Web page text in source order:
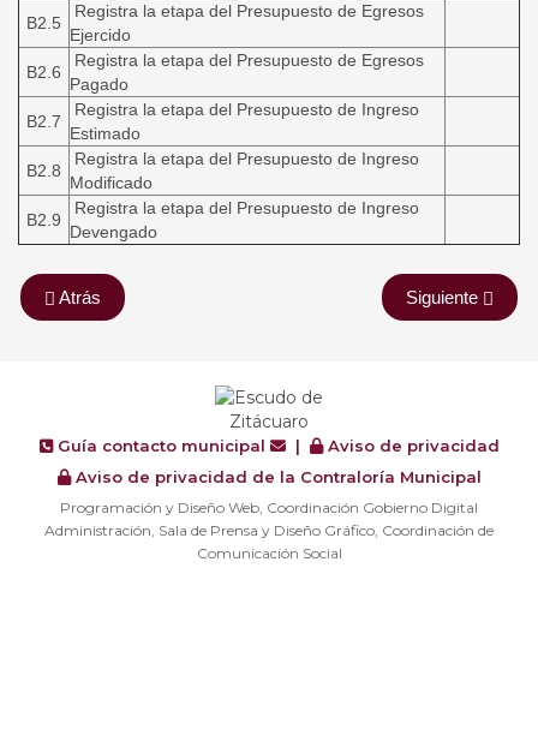
B2.5
Registra la etapa del Presupuesto de Egresos
Ejercido
B2.6
Registra la etapa del Presupuesto de Egresos
Pagado
B2.7
Registra la etapa del Presupuesto de Ingreso
Estimado
B2.8
Registra la etapa del Presupuesto de Ingreso
Modificado
B2.9
Registra la etapa del Presupuesto de Ingreso
Devengado
Atrás Siguiente
Guía contacto municipal |
Aviso de privacidad
Aviso de privacidad de la Contraloría Municipal
Programación y Diseño Web, Coordinación Gobierno Digital
Administración, Sala de Prensa y Diseño Gráfico, Coordinación de
Comunicación Social